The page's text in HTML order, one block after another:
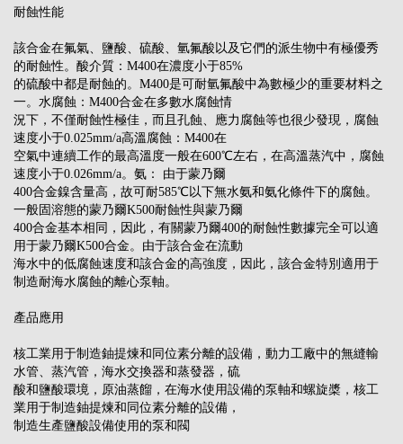
耐蝕性能
該合金在氟氣、鹽酸、硫酸、氫氟酸以及它們的派生物中有極優秀
的耐蝕性。酸介質：M400在濃度小于85%
的硫酸中都是耐蝕的。M400是可耐氫氟酸中為數極少的重要材料之
一。水腐蝕：M400合金在多數水腐蝕情
況下，不僅耐蝕性極佳，而且孔蝕、應力腐蝕等也很少發現，腐蝕
速度小于0.025mm/a高溫腐蝕：M400在
空氣中連續工作的最高溫度一般在600℃左右，在高溫蒸汽中，腐蝕
速度小于0.026mm/a。氨： 由于蒙乃爾
400合金鎳含量高，故可耐585℃以下無水氨和氨化條件下的腐蝕。
一般固溶態的蒙乃爾K500耐蝕性與蒙乃爾
400合金基本相同，因此，有關蒙乃爾400的耐蝕性數據完全可以適
用于蒙乃爾K500合金。由于該合金在流動
海水中的低腐蝕速度和該合金的高強度，因此，該合金特別適用于
制造耐海水腐蝕的離心泵軸。
產品應用
核工業用于制造鈾提煉和同位素分離的設備，動力工廠中的無縫輸
水管、蒸汽管，海水交換器和蒸發器，硫
酸和鹽酸環境，原油蒸餾，在海水使用設備的泵軸和螺旋槳，核工
業用于制造鈾提煉和同位素分離的設備，
制造生產鹽酸設備使用的泵和閥